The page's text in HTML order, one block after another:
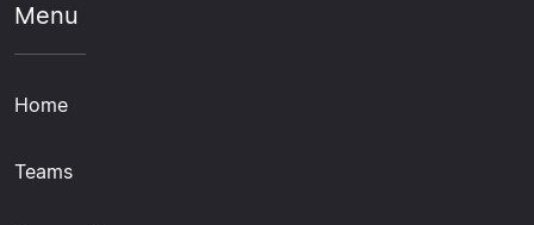
Menu
Home
Teams